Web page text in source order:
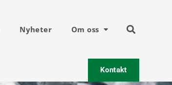
Nyheter Om oss
Kontakt